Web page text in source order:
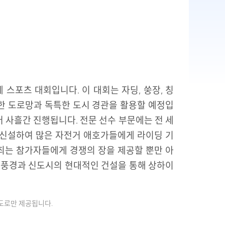
스포츠 대회입니다. 이 대회는 자딩, 쑹장, 칭
도로망과 독특한 도시 경관을 활용할 예정입
흘간 진행됩니다. 전문 선수 부문에는 전 세
하여 많은 자전거 애호가들에게 라이딩 기
참가자들에게 경쟁의 장을 제공할 뿐만 아
경과 신도시의 현대적인 건설을 통해 상하이
로만 제공됩니다.